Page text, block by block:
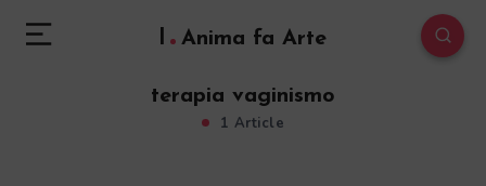
l Anima fa Arte
terapia vaginismo
1 Article